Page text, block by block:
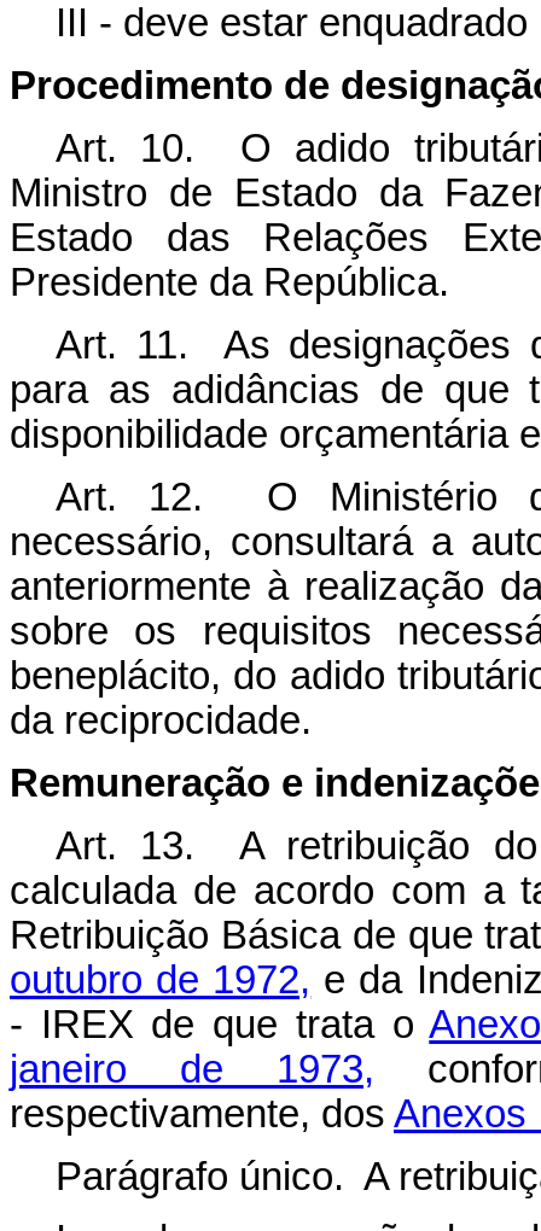
III - deve estar
Procedimento de
Art. 10. O adido
Ministro de Estado da
Estado das Relações
Presidente da República.
Art. 11. As designações
para as adidâncias de que
disponibilidade orçamentária
Art. 12. O Ministério
necessário, consultará a
anteriormente à realização
sobre os requisitos
beneplácito, do adido
da reciprocidade.
Remuneração e
Art. 13. A retribuição
calculada de acordo com a
Retribuição Básica de que
outubro de 1972, e da
- IREX de que trata o
janeiro de 1973,
respectivamente, dos Anexos
Parágrafo único. A